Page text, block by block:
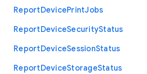
ReportDevicePrintJobs
ReportDeviceSecurityStatus
ReportDeviceSessionStatus
ReportDeviceStorageStatus